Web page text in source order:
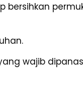
bersihkan
wajib